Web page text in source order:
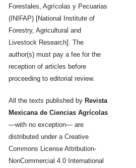
Forestales, Agrícolas y Pecuarias
(INIFAP) [National Institute of
Forestry, Agricultural and
Livestock Research]. The
author(s) must pay a fee for the
reception of articles before
proceeding to editorial review.
All the texts published by Revista
Mexicana de Ciencias Agrícolas
—with no exception— are
distributed under a Creative
Commons License Attribution-
NonCommercial 4.0 International